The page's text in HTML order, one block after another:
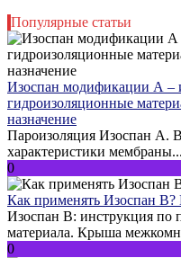
Популярные статьи
Изоспан модификации А –
гидроизоляционные
назначение
Пароизоляция Изоспан А.
характеристики мембраны...
0
Как применять Изоспан В?
Изоспан В: инструкция по
материала. Крыша
0